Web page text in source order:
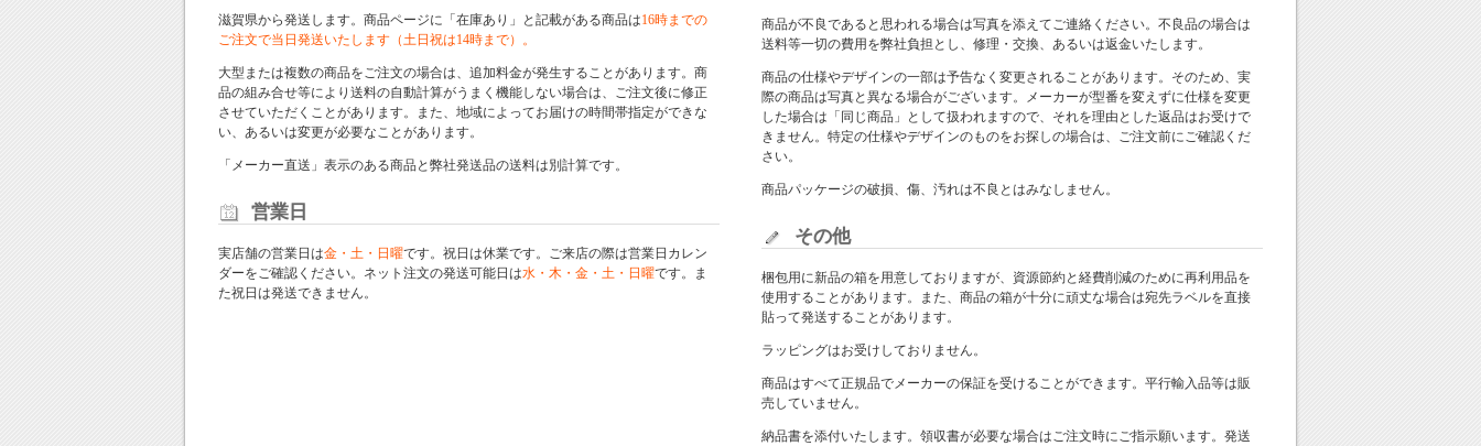
滋賀県から発送します。商品ページに「在庫あり」と記載がある商品は16時までの
ご注文で当日発送いたします（土日祝は14時まで）。
大型または複数の商品をご注文の場合は、追加料金が発生することがあります。商
品の組み合せ等により送料の自動計算がうまく機能しない場合は、ご注文後に修正
させていただくことがあります。また、地域によってお届けの時間帯指定ができな
い、あるいは変更が必要なことがあります。
「メーカー直送」表示のある商品と弊社発送品の送料は別計算です。
営業日
実店舗の営業日は金・土・日曜です。祝日は休業です。ご来店の際は営業日カレン
ダーをご確認ください。ネット注文の発送可能日は水・木・金・土・日曜です。ま
た祝日は発送できません。
商品が不良であると思われる場合は写真を添えてご連絡ください。不良品の場合は
送料等一切の費用を弊社負担とし、修理・交換、あるいは返金いたします。
商品の仕様やデザインの一部は予告なく変更されることがあります。そのため、実
際の商品は写真と異なる場合がございます。メーカーが型番を変えずに仕様を変更
した場合は「同じ商品」として扱われますので、それを理由とした返品はお受けで
きません。特定の仕様やデザインのものをお探しの場合は、ご注文前にご確認くだ
さい。
商品パッケージの破損、傷、汚れは不良とはみなしません。
その他
梱包用に新品の箱を用意しておりますが、資源節約と経費削減のために再利用品を
使用することがあります。また、商品の箱が十分に頑丈な場合は宛先ラベルを直接
貼って発送することがあります。
ラッピングはお受けしておりません。
商品はすべて正規品でメーカーの保証を受けることができます。平行輸入品等は販
売していません。
納品書を添付いたします。領収書が必要な場合はご注文時にご指示願います。発送